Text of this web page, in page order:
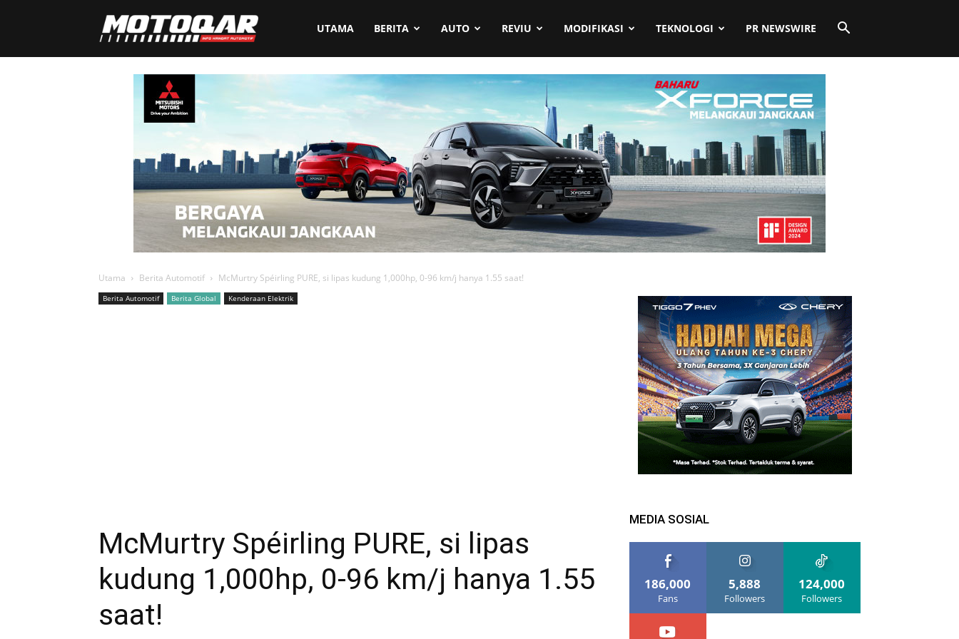
Motoqar UTAMA BERITA AUTO REVIU MODIFIKASI TEKNOLOGI PR NEWSWIRE
Utama Berita Automotif McMurtry Spéirling PURE, si lipas kudung 1,000hp, 0-96 km/j hanya 1.55 saat!
Berita Automotif Berita Global Kenderaan Elektrik
McMurtry Spéirling PURE, si lipas
kudung 1,000hp, 0-96 km/j hanya 1.55
saat!
MEDIA SOSIAL
186,000
Fans
5,888
Followers
124,000
Followers